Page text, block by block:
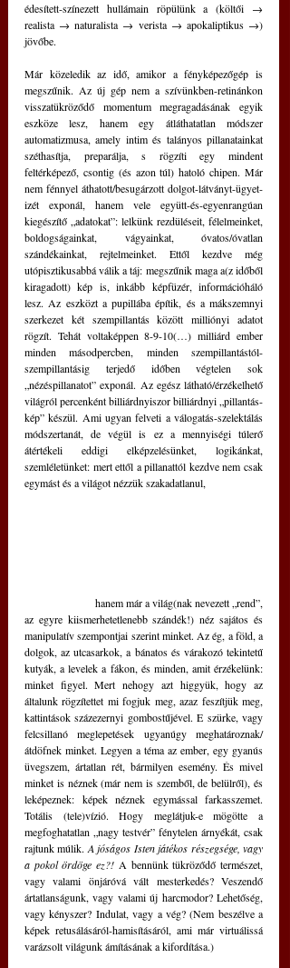
édesített-színezett hullámain röpülünk a (költői →
realista → naturalista → verista → apokaliptikus →)
jövőbe.
Már közeledik az idő, amikor a fényképezőgép is
megszűnik. Az új gép nem a szívünkben-retinánkon
visszatükröződő momentum megragadásának egyik
eszköze lesz, hanem egy átláthatatlan módszer
automatizmusa, amely intim és talányos pillanatainkat
széthasítja, preparálja, s rögzíti egy mindent
feltérképező, csontig (és azon túl) hatoló chipen. Már
nem fénnyel áthatott/besugárzott dolgot-látványt-ügyet-
izét exponál, hanem vele együtt-és-egyenrangúan
kiegészítő „adatokat”: lelkünk rezdüléseit, félelmeinket,
boldogságainkat, vágyainkat, óvatos/óvatlan
szándékainkat, rejtelmeinket. Ettől kezdve még
utópisztikusabbá válik a táj: megszűnik maga a(z időből
kiragadott) kép is, inkább képfüzér, információháló
lesz. Az eszközt a pupillába építik, és a mákszemnyi
szerkezet két szempillantás között milliónyi adatot
rögzít. Tehát voltaképpen 8-9-10(…) milliárd ember
minden másodpercben, minden szempillantástól-
szempillantásig terjedő időben végtelen sok
„nézéspillanatot” exponál. Az egész látható/érzékelhető
világról percenként billiárdnyiszor billiárdnyi „pillantás-
kép” készül. Ami ugyan felveti a válogatás-szelektálás
módszertanát, de végül is ez a mennyiségi túlerő
átértékeli eddigi elképzelésünket, logikánkat,
szemléletünket: mert ettől a pillanattól kezdve nem csak
egymást és a világot nézzük szakadatlanul,
hanem már a világ(nak nevezett „rend”,
az egyre kiismerhetetlenebb szándék!) néz sajátos és
manipulatív szempontjai szerint minket. Az ég, a föld, a
dolgok, az utcasarkok, a bánatos és várakozó tekintetű
kutyák, a levelek a fákon, és minden, amit érzékelünk:
minket figyel. Mert nehogy azt higgyük, hogy az
általunk rögzítettet mi fogjuk meg, azaz feszítjük meg,
kattintások százezernyi gombostűjével. E szürke, vagy
felcsillanó meglepetések ugyanúgy meghatároznak/
átdöfnek minket. Legyen a téma az ember, egy gyanús
üvegszem, ártatlan rét, bármilyen esemény. És mivel
minket is néznek (már nem is szemből, de belülről), és
leképeznek: képek néznek egymással farkasszemet.
Totális (tele)vízió. Hogy meglátjuk-e mögötte a
megfoghatatlan „nagy testvér” fénytelen árnyékát, csak
rajtunk múlik. A jóságos Isten játékos részegsége, vagy
a pokol ördöge ez?! A bennünk tükröződő természet,
vagy valami önjáróvá vált mesterkedés? Veszendő
ártatlanságunk, vagy valami új harcmodor? Lehetőség,
vagy kényszer? Indulat, vagy a vég? (Nem beszélve a
képek retusálásáról-hamisításáról, ami már virtuálissá
varázsolt világunk ámításának a kifordítása.)